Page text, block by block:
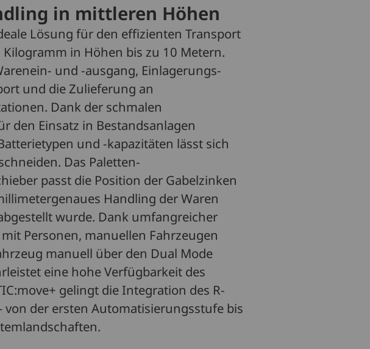
in mittleren Höhen
Lösung für den effizienten Transport
in Höhen bis zu 10 Metern.
und -ausgang, Einlagerungs-
und die Zulieferung an
Dank der schmalen
den Einsatz in Bestandsanlagen
und -kapazitäten lässt sich
Das Paletten-
passt die Position der Gabelzinken
Handling der Waren
wurde. Dank umfangreicher
Personen, manuellen Fahrzeugen
manuell über den Dual Mode
eine hohe Verfügbarkeit des
gelingt die Integration des R-
von der ersten Automatisierungsstufe bis